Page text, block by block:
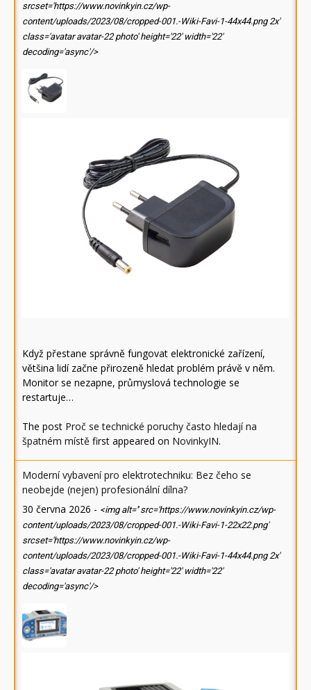
srcset='https://www.novinkyin.cz/wp-
content/uploads/2023/08/cropped-001.-Wiki-Favi-1-44x44.png 2x'
class='avatar avatar-22 photo' height='22' width='22'
decoding='async'/>
Když přestane správně fungovat elektronické zařízení,
většina lidí začne přirozeně hledat problém právě v něm.
Monitor se nezapne, průmyslová technologie se
restartuje…
The post Proč se technické poruchy často hledají na
špatném místě first appeared on NovinkyIN.
Moderní vybavení pro elektrotechniku: Bez čeho se
neobejde (nejen) profesionální dílna?
30 června 2026 - <img alt='' src='https://www.novinkyin.cz/wp-
content/uploads/2023/08/cropped-001.-Wiki-Favi-1-22x22.png'
srcset='https://www.novinkyin.cz/wp-
content/uploads/2023/08/cropped-001.-Wiki-Favi-1-44x44.png 2x'
class='avatar avatar-22 photo' height='22' width='22'
decoding='async'/>